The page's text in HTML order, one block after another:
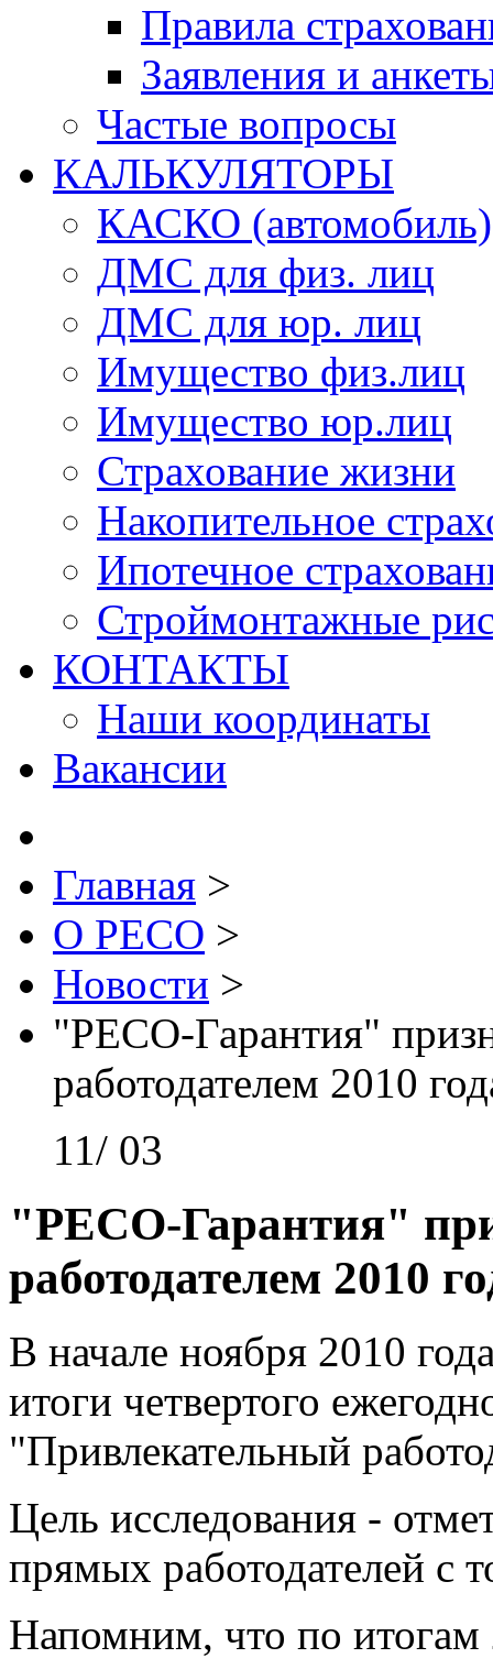
Правила
Заявления и
Частые вопросы
КАЛЬКУЛЯТОРЫ
КАСКО (автомобиль)
ДМС для физ. лиц
ДМС для юр. лиц
Имущество физ.лиц
Имущество юр.лиц
Страхование жизни
Накопительное
Ипотечное
Строймонтажные
КОНТАКТЫ
Наши координаты
Вакансии
Главная >
О РЕСО >
Новости >
"РЕСО-Гарантия"
работодателем 2010
11/ 03
"РЕСО-Гарантия"
работодателем 2010
В начале ноября 2010
итоги четвертого
"Привлекательный
Цель исследования -
прямых работодателей с
Напомним, что по итогам